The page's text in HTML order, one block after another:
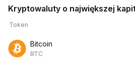
Kryptowaluty o największej
Token
Bitcoin
BTC